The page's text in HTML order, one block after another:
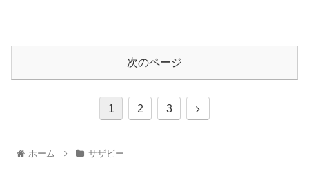
次のページ
1 2 3
ホーム サザビー